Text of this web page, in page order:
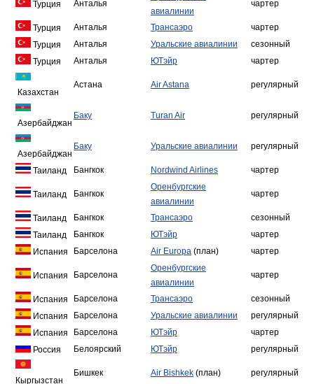
Турция Анталья
авиалинии
чартер
Турция Анталья Трансаэро
чартер
Турция
Анталья Уральские авиалинии
сезонный
Турция
Анталья ЮТэйр чартер
Казахстан
Астана Air Astana регулярный
Азербайджан
Баку Turan Air регулярный
Азербайджан
Баку Уральские авиалинии регулярный
Таиланд Бангкок Nordwind Airlines чартер
Таиланд Бангкок
Оренбургские
авиалинии
чартер
Таиланд Бангкок Трансаэро
сезонный
Таиланд
Бангкок ЮТэйр
чартер
Испания
Барселона Air Europa (план) чартер
Испания Барселона
Оренбургские
авиалинии
чартер
Испания Барселона Трансаэро
сезонный
Испания
Барселона Уральские авиалинии
регулярный
Испания
Барселона ЮТэйр
чартер
Россия
Белоярский ЮТэйр регулярный
Кыргызстан
Бишкек Air Bishkek (план) регулярный